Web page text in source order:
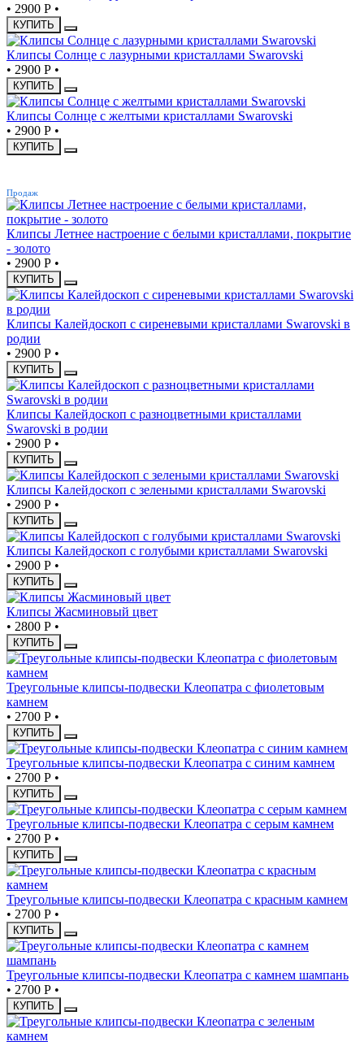
• 2900 Р •
КУПИТЬ
Клипсы Солнце с лазурными кристаллами Swarovski
• 2900 Р •
КУПИТЬ
Клипсы Солнце с желтыми кристаллами Swarovski
• 2900 Р •
КУПИТЬ
Продаж
Клипсы Летнее настроение с белыми кристаллами, покрытие
- золото
• 2900 Р •
КУПИТЬ
Клипсы Калейдоскоп с сиреневыми кристаллами Swarovski в
родии
• 2900 Р •
КУПИТЬ
Клипсы Калейдоскоп с разноцветными кристаллами
Swarovski в родии
• 2900 Р •
КУПИТЬ
Клипсы Калейдоскоп с зелеными кристаллами Swarovski
• 2900 Р •
КУПИТЬ
Клипсы Калейдоскоп с голубыми кристаллами Swarovski
• 2900 Р •
КУПИТЬ
Клипсы Жасминовый цвет
• 2800 Р •
КУПИТЬ
Треугольные клипсы-подвески Клеопатра с фиолетовым
камнем
• 2700 Р •
КУПИТЬ
Треугольные клипсы-подвески Клеопатра с синим камнем
• 2700 Р •
КУПИТЬ
Треугольные клипсы-подвески Клеопатра с серым камнем
• 2700 Р •
КУПИТЬ
Треугольные клипсы-подвески Клеопатра с красным камнем
• 2700 Р •
КУПИТЬ
Треугольные клипсы-подвески Клеопатра с камнем шампань
• 2700 Р •
КУПИТЬ